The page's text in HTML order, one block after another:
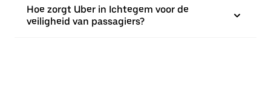
Hoe zorgt Uber in Ichtegem voor de
veiligheid van passagiers?